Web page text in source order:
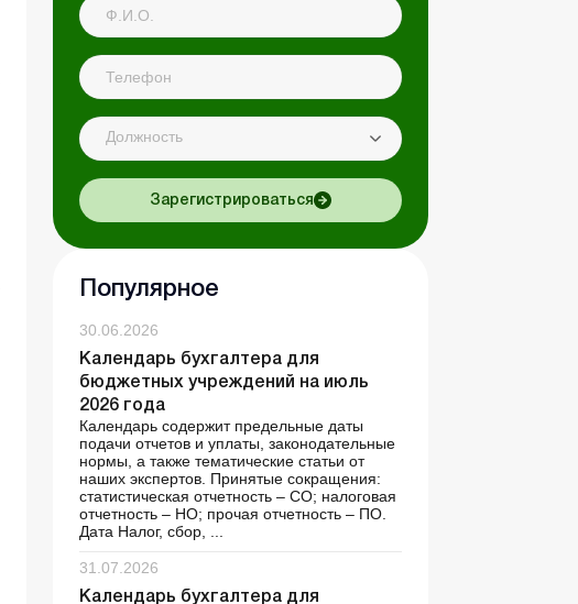
Должность
Зарегистрироваться
Популярное
30.06.2026
Календарь бухгалтера для
бюджетных учреждений на июль
2026 года
Календарь содержит предельные даты
подачи отчетов и уплаты, законодательные
нормы, а также тематические статьи от
наших экспертов. Принятые сокращения:
статистическая отчетность – СО; налоговая
отчетность – НО; прочая отчетность – ПО.
Дата Налог, сбор, ...
31.07.2026
Календарь бухгалтера для